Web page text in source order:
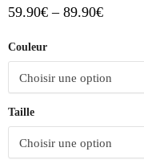
59.90€– 89.90€
Couleur
Taille